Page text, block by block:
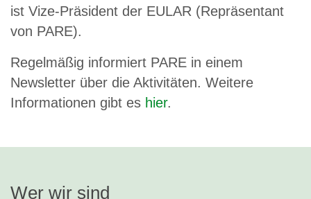
ist Vize-Präsident der EULAR (Repräsentant
von PARE).
Regelmäßig informiert PARE in einem
Newsletter über die Aktivitäten. Weitere
Informationen gibt es hier.
Wer wir sind